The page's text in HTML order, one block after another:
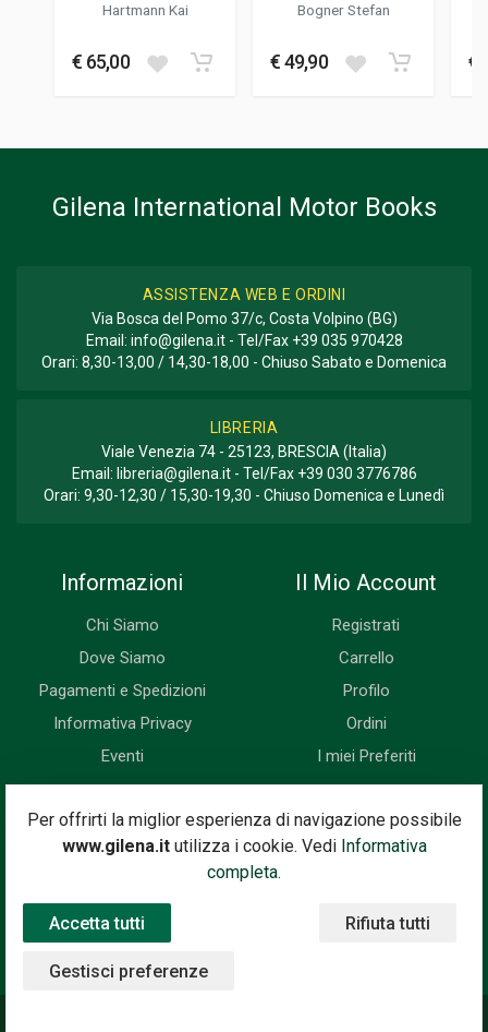
26 x 31 x 5 cm
Hartmann Kai
€ 65,00
Bogner Stefan
€ 49,90 €
Per offrirti la miglior esperienza di navigazione possibile
www.gilena.itutilizza i cookie. Vedi Informativa
completa.
Accetta tutti Rifiuta tutti
Gestisci preferenze
Gilena International Motor Books
ASSISTENZA WEB E ORDINI
Via Bosca del Pomo 37/c, Costa Volpino (BG)
Email: info@gilena.it- Tel/Fax +39 035 970428
Orari: 8,30-13,00 / 14,30-18,00 - Chiuso Sabato e Domenica
LIBRERIA
Viale Venezia 74 - 25123, BRESCIA (Italia)
Email: libreria@gilena.it- Tel/Fax +39 030 3776786
Orari: 9,30-12,30 / 15,30-19,30 - Chiuso Domenica e Lunedì
Informazioni
Chi Siamo
Dove Siamo
Pagamenti e Spedizioni
Informativa Privacy
Eventi
Il Mio Account
Registrati
Carrello
Profilo
Ordini
I miei Preferiti
Newsletter
Iscriviti subito alla nostra newsletter. Riceverai prima di tutti le
novità, le offerte, i prossimi eventi...
Indirizzo Email
Iscriviti